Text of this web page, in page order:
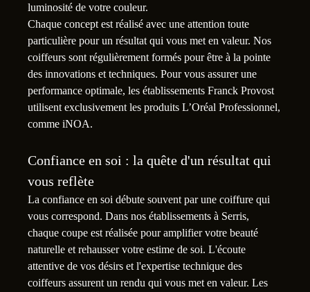
luminosité de votre couleur.
Chaque concept est réalisé avec une attention toute
particulière pour un résultat qui vous met en valeur. Nos
coiffeurs sont régulièrement formés pour être à la pointe
des innovations et techniques. Pour vous assurer une
performance optimale, les établissements Franck Provost
utilisent exclusivement les produits L’Oréal Professionnel,
comme iNOA.
Confiance en soi : la quête d'un résultat qui
vous reflète
La confiance en soi débute souvent par une coiffure qui
vous correspond. Dans nos établissements à Serris,
chaque coupe est réalisée pour amplifier votre beauté
naturelle et rehausser votre estime de soi. L'écoute
attentive de vos désirs et l'expertise technique des
coiffeurs assurent un rendu qui vous met en valeur. Les